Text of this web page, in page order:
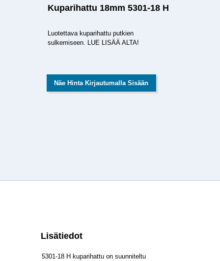
Kuparihattu 18mm 5301-18 H
Luotettava kuparihattu putkien
sulkemiseen. LUE LISÄÄ ALTA!
Näe Hinta Kirjautumalla Sisään
Lisätiedot
5301-18 H kuparihattu on suunniteltu